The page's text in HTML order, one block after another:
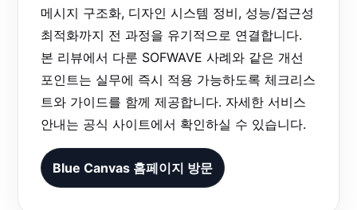
메시지 구조화, 디자인 시스템 정비, 성능/접근성
최적화까지 전 과정을 유기적으로 연결합니다.
본 리뷰에서 다룬 SOFWAVE 사례와 같은 개선
포인트는 실무에 즉시 적용 가능하도록 체크리스
트와 가이드를 함께 제공합니다. 자세한 서비스
안내는 공식 사이트에서 확인하실 수 있습니다.
Blue Canvas 홈페이지 방문